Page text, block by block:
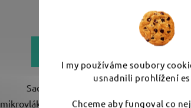
I my používáme soubory
usnadnili prohlížení
Chceme aby fungoval co
Sada 10 kusů jemných
mikrovláknových utěrek na aplikaci